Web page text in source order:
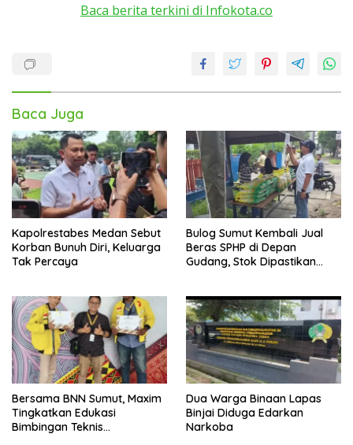
Baca berita terkini di Infokota.co
Baca Juga
Kapolrestabes Medan Sebut
Korban Bunuh Diri, Keluarga
Tak Percaya
Bulog Sumut Kembali Jual
Beras SPHP di Depan
Gudang, Stok Dipastikan
Bersama BNN Sumut, Maxim
Tingkatkan Edukasi
Bimbingan Teknis
Dua Warga Binaan Lapas
Binjai Diduga Edarkan
Narkoba